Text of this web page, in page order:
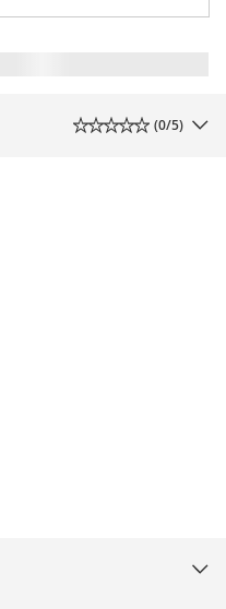
(0/5)